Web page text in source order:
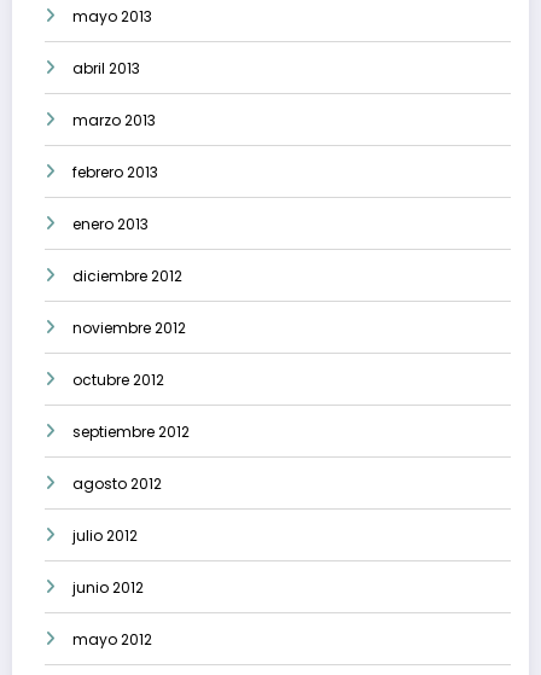
mayo 2013
abril 2013
marzo 2013
febrero 2013
enero 2013
diciembre 2012
noviembre 2012
octubre 2012
septiembre 2012
agosto 2012
julio 2012
junio 2012
mayo 2012